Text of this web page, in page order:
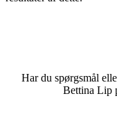
Har du spørgsmål
Bettina Lip